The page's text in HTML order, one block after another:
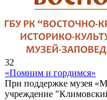
32
«Помним и гордимся»
При поддержке музея
учреждение